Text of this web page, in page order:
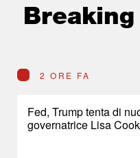
2 ORE FA
Fed, Trump tenta di
governatrice Lisa Cook